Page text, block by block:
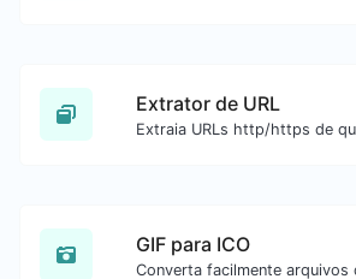
Extrator de URL
GIF para ICO